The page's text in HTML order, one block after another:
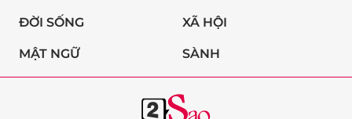
ĐỜI SỐNG XÃ HỘI
MẬT NGỮ SÀNH